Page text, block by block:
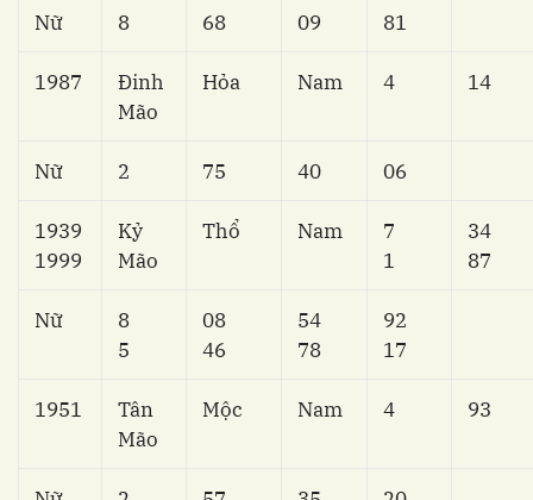
Nữ 8 68 09 81
1987
Đinh
Mão
Hỏa Nam 4 14
Nữ 2 75 40 06
1939
1999
Kỷ
Mão
Thổ Nam
7
1
34
87
Nữ
8
5
08
46
54
78
92
17
1951
Tân
Mão
Mộc Nam 4 93